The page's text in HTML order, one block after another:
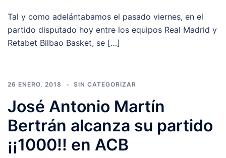
Tal y como adelántabamos el pasado viernes, en el
partido disputado hoy entre los equipos Real Madrid y
Retabet Bilbao Basket, se […]
26 ENERO, 2018 SIN CATEGORIZAR
José Antonio Martín
Bertrán alcanza su partido
¡¡1000!! en ACB